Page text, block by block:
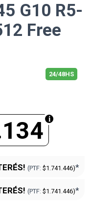
G10 R5-
Free
24/48HS
(PTF: $1.741.446)*
(PTF: $1.741.446)*